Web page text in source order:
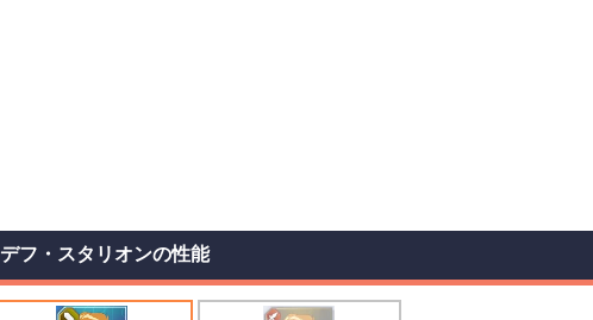
デフ・スタリオンの性能